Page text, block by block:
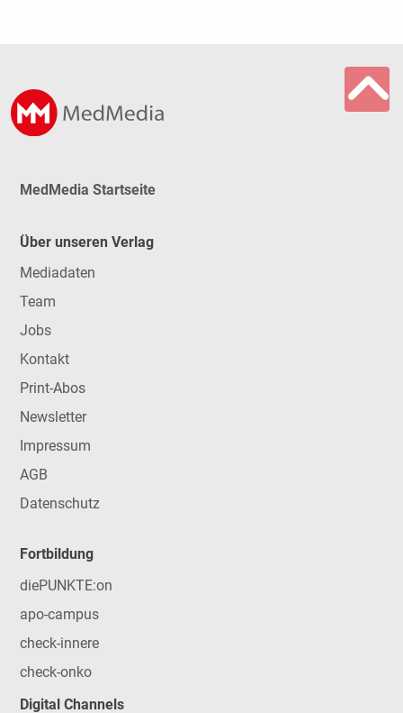
MedMedia Startseite
Über unseren Verlag
Mediadaten
Team
Jobs
Kontakt
Print-Abos
Newsletter
Impressum
AGB
Datenschutz
Fortbildung
diePUNKTE:on
apo-campus
check-innere
check-onko
Digital Channels